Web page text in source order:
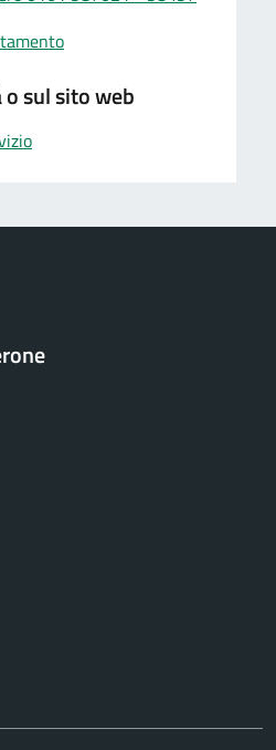
sul sito web